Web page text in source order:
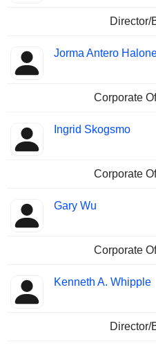
Director/
Jorma Antero
Corporate
Ingrid Skogsmo
Corporate
Gary Wu
Corporate
Kenneth A. Whipple
Director/